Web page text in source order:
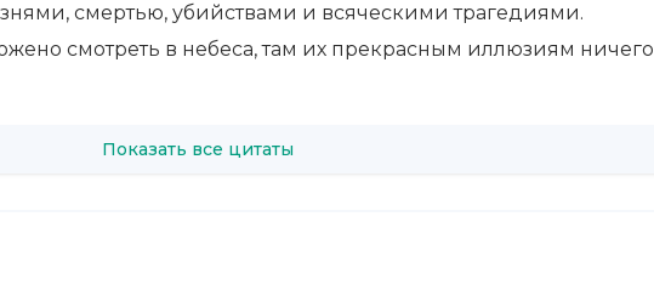
смертью, убийствами и всяческими трагедиями.
смотреть в небеса, там их прекрасным иллюзиям ничего
Показать все цитаты